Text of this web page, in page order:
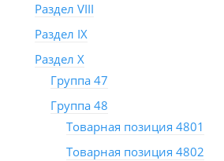
Раздел VIII
Раздел IX
Раздел X
Группа 47
Группа 48
Товарная позиция 4801
Товарная позиция 4802